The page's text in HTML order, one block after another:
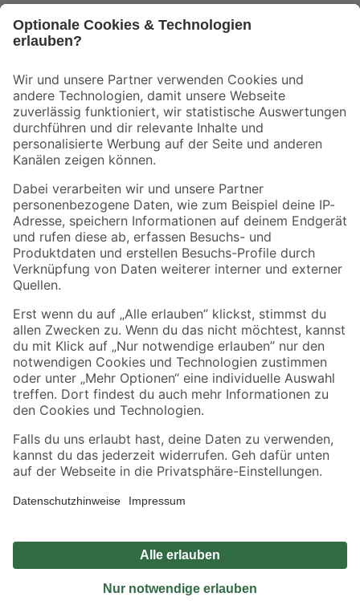
Der toom Newsletter: Keine Angebote und Aktionen mehr verpassen!
Zur Newsletter Anmeldung
Folge uns
Zahlungsarten Versandarten
Sicher einkaufen
Jetzt die toom-App herunterladen
Alle Preisangaben in EUR inkl. gesetzl. MwSt.. Die dargestellten Angebote sind unter
Umständen nicht in allen Märkten verfügbar. Die angegebenen Verfügbarkeiten beziehen
Produkte nur solange der Vorrat reicht.
*Paketversand ab 59 € versandkostenfrei, gilt nicht für Artikel mit Speditionsversand, hier
Privatsphäre Impressum
Nutzungsbedingungen
Widerrufsrecht
Vertrag widerrufen